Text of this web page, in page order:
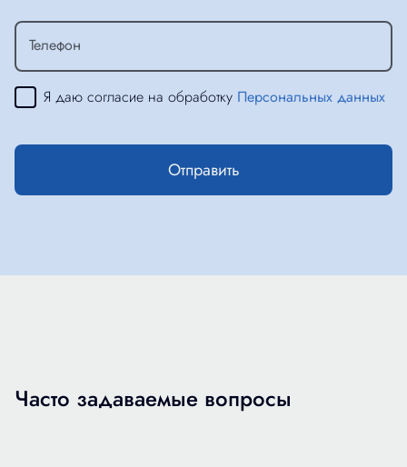
Телефон
Я даю согласие на обработку Персональных данных
Отправить
Часто задаваемые вопросы